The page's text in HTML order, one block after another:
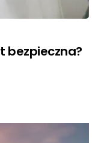
bezpieczna?